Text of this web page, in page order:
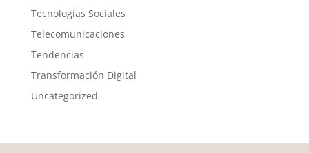
Tecnologías Sociales
Telecomunicaciones
Tendencias
Transformación Digital
Uncategorized